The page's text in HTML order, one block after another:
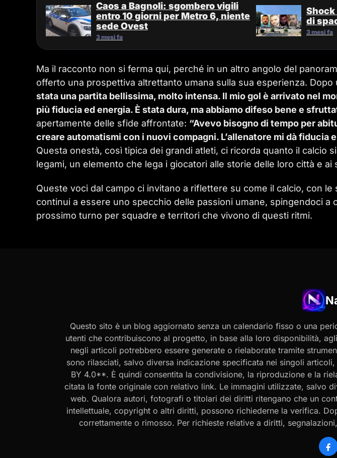
Caos a Bagnoli: sgombero vigili
entro 10 giorni per Metro 6, niente
sede Ovest
3 mesi fa
Shock
di
3 mesi fa
Ma il racconto non si ferma qui, perché in un altro angolo del
offerto una prospettiva altrettanto umana sulla sua esperienza.
stata una partita bellissima, molto intensa. Il mio gol è arrivato nel
più fiducia ed energia. È stata dura, ma abbiamo difeso bene e
apertamente delle sfide affrontate: “Avevo bisogno di tempo per
creare automatismi con i nuovi compagni. L’allenatore mi dà fiducia
Questa onestà, così tipica dei grandi atleti, ci ricorda quanto il calcio
legami, un elemento che lega i giocatori alle storie delle loro città e ai
Queste voci dal campo ci invitano a riflettere su come il calcio, con
continui a essere uno specchio delle passioni umane, spingendoci a
prossimo turno per squadre e territori che vivono di questi ritmi.
Questo sito è un blog aggiornato senza un calendario fisso o una
utenti che contribuiscono al progetto, in base alla loro disponibilità,
negli articoli potrebbero essere generate o rielaborate tramite
sono rilasciati, salvo diversa indicazione specificata nei singoli
BY 4.0**. È quindi consentita la condivisione, la riproduzione e la
citata la fonte originale con relativo link. Le immagini utilizzate, salvo
web. Qualora autori, fotografi o titolari dei diritti ritengano che un
intellettuale, copyright o altri diritti, possono richiederne la verifica.
correttamente o rimosso. Per richieste relative a diritti,